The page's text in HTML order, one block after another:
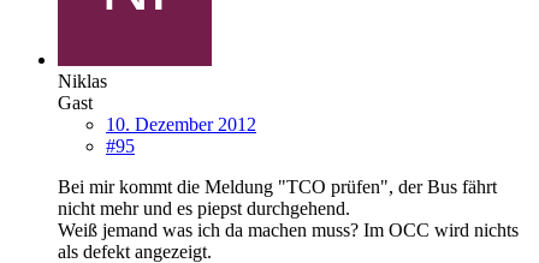
Niklas
Gast
10. Dezember 2012
#95
Bei mir kommt die Meldung "TCO prüfen", der Bus fährt
nicht mehr und es piepst durchgehend.
Weiß jemand was ich da machen muss? Im OCC wird nichts
als defekt angezeigt.